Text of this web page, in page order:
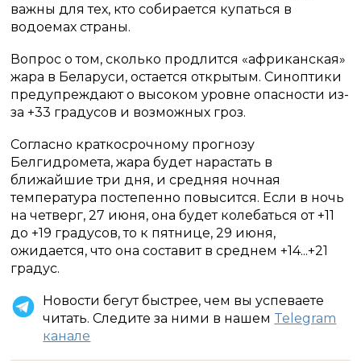
важны для тех, кто собирается купаться в
водоемах страны.
Вопрос о том, сколько продлится «африканская»
жара в Беларуси, остается открытым. Синоптики
предупреждают о высоком уровне опасности из-
за +33 градусов и возможных гроз.
Согласно краткосрочному прогнозу
Белгидромета, жара будет нарастать в
ближайшие три дня, и средняя ночная
температура постепенно повысится. Если в ночь
на четверг, 27 июня, она будет колебаться от +11
до +19 градусов, то к пятнице, 29 июня,
ожидается, что она составит в среднем +14...+21
градус.
Новости бегут быстрее, чем вы успеваете
читать. Следите за ними в нашем Telegram
канале